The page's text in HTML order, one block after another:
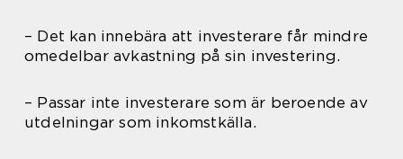
– Det kan innebära att investerare får mindre
omedelbar avkastning på sin investering.
– Passar inte investerare som är beroende av
utdelningar som inkomstkälla.